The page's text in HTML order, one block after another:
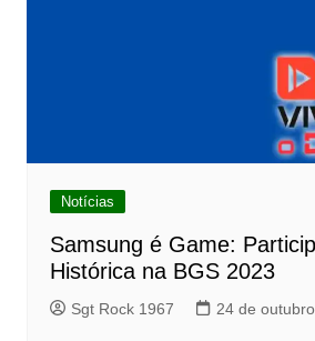
Notícias
Samsung é Game:
Histórica na BGS 2023
Sgt Rock 1967 24 de